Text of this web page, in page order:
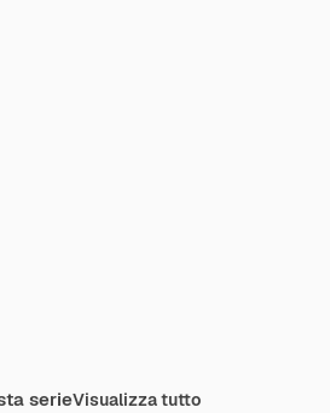
serieVisualizza tutto